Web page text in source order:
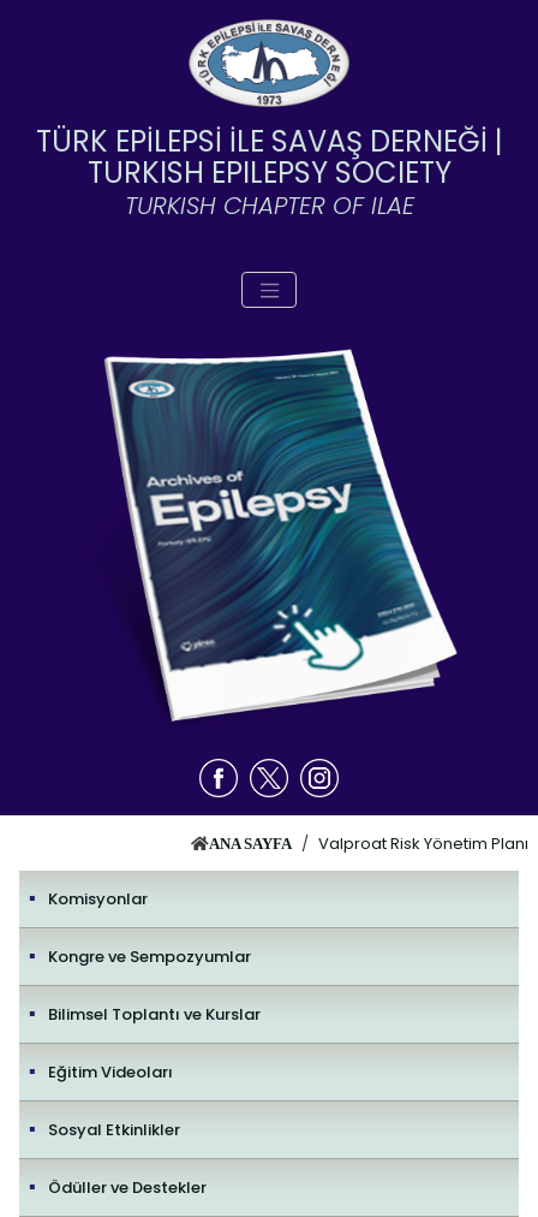
TÜRK EPİLEPSİ İLE SAVAŞ DERNEĞİ |
TURKISH EPILEPSY SOCIETY
TURKISH CHAPTER OF ILAE
ANA SAYFA / Valproat Risk Yönetim Planı
Komisyonlar
Kongre ve Sempozyumlar
Bilimsel Toplantı ve Kurslar
Eğitim Videoları
Sosyal Etkinlikler
Ödüller ve Destekler